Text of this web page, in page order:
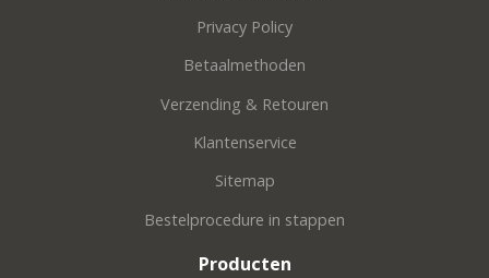
Privacy Policy
Betaalmethoden
Verzending & Retouren
Klantenservice
Sitemap
Bestelprocedure in stappen
Producten